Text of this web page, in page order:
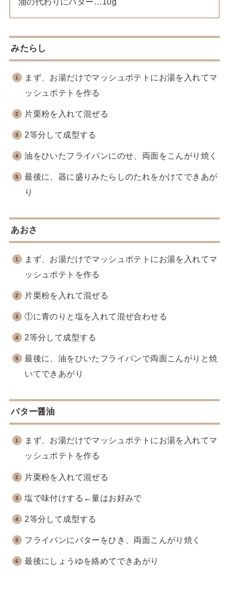
油の代わりにバター…10g
みたらし
まず、お湯だけでマッシュポテトにお湯を入れてマ
ッシュポテトを作る
片栗粉を入れて混ぜる
2等分して成型する
油をひいたフライパンにのせ、両面をこんがり焼く
最後に、器に盛りみたらしのたれをかけてできあが
り
あおさ
まず、お湯だけでマッシュポテトにお湯を入れてマ
ッシュポテトを作る
片栗粉を入れて混ぜる
①に青のりと塩を入れて混ぜ合わせる
2等分して成型する
最後に、油をひいたフライパンで両面こんがりと焼
いてできあがり
バター醤油
まず、お湯だけでマッシュポテトにお湯を入れてマ
ッシュポテトを作る
片栗粉を入れて混ぜる
塩で味付けする←量はお好みで
2等分して成型する
フライパンにバターをひき、両面こんがり焼く
最後にしょうゆを絡めてできあがり